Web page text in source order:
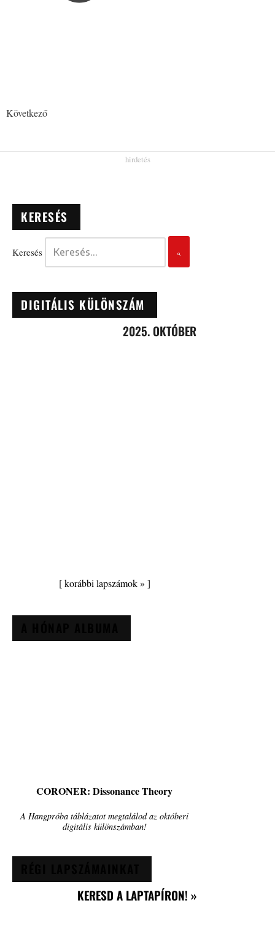
Következő
KERESÉS
Keresés
DIGITÁLIS KÜLÖNSZÁM
2025. OKTÓBER
[korábbi lapszámok » ]
CORONER: Dissonance Theory
A Hangpróba táblázatot megtalálod az októberi
digitális különszámban!
KERESD A LAPTAPÍRON! »